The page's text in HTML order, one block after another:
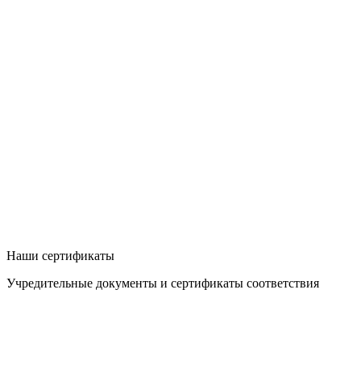
Наши сертификаты
Учредительные документы и сертификаты соответствия